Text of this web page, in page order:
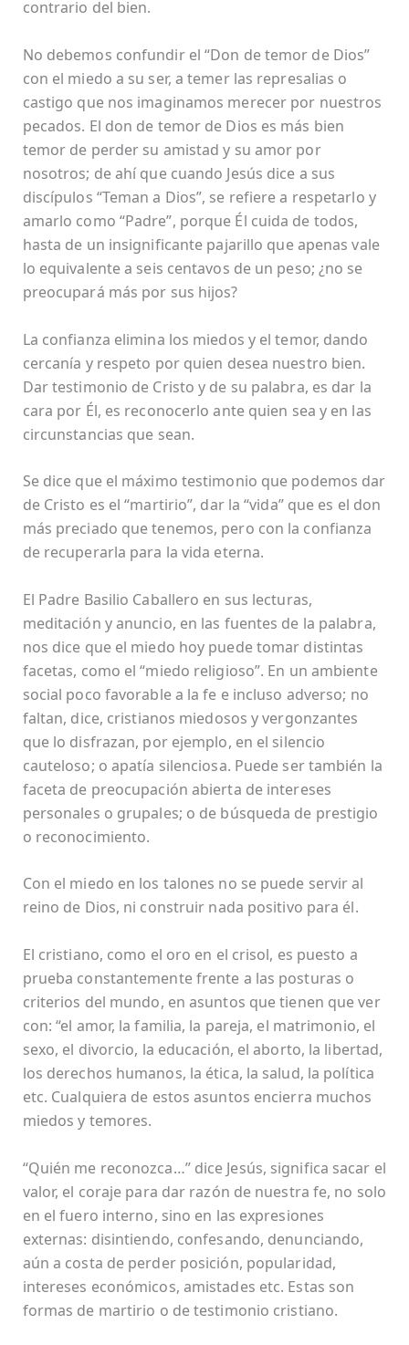
contrario del bien.
No debemos confundir el “Don de temor de Dios”
con el miedo a su ser, a temer las represalias o
castigo que nos imaginamos merecer por nuestros
pecados. El don de temor de Dios es más bien
temor de perder su amistad y su amor por
nosotros; de ahí que cuando Jesús dice a sus
discípulos “Teman a Dios”, se refiere a respetarlo y
amarlo como “Padre”, porque Él cuida de todos,
hasta de un insignificante pajarillo que apenas vale
lo equivalente a seis centavos de un peso; ¿no se
preocupará más por sus hijos?
La confianza elimina los miedos y el temor, dando
cercanía y respeto por quien desea nuestro bien.
Dar testimonio de Cristo y de su palabra, es dar la
cara por Él, es reconocerlo ante quien sea y en las
circunstancias que sean.
Se dice que el máximo testimonio que podemos dar
de Cristo es el “martirio”, dar la “vida” que es el don
más preciado que tenemos, pero con la confianza
de recuperarla para la vida eterna.
El Padre Basilio Caballero en sus lecturas,
meditación y anuncio, en las fuentes de la palabra,
nos dice que el miedo hoy puede tomar distintas
facetas, como el “miedo religioso”. En un ambiente
social poco favorable a la fe e incluso adverso; no
faltan, dice, cristianos miedosos y vergonzantes
que lo disfrazan, por ejemplo, en el silencio
cauteloso; o apatía silenciosa. Puede ser también la
faceta de preocupación abierta de intereses
personales o grupales; o de búsqueda de prestigio
o reconocimiento.
Con el miedo en los talones no se puede servir al
reino de Dios, ni construir nada positivo para él.
El cristiano, como el oro en el crisol, es puesto a
prueba constantemente frente a las posturas o
criterios del mundo, en asuntos que tienen que ver
con: “el amor, la familia, la pareja, el matrimonio, el
sexo, el divorcio, la educación, el aborto, la libertad,
los derechos humanos, la ética, la salud, la política
etc. Cualquiera de estos asuntos encierra muchos
miedos y temores.
“Quién me reconozca…” dice Jesús, significa sacar el
valor, el coraje para dar razón de nuestra fe, no solo
en el fuero interno, sino en las expresiones
externas: disintiendo, confesando, denunciando,
aún a costa de perder posición, popularidad,
intereses económicos, amistades etc. Estas son
formas de martirio o de testimonio cristiano.